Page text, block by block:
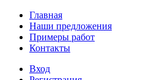
Главная
Наши предложения
Примеры работ
Контакты
Вход